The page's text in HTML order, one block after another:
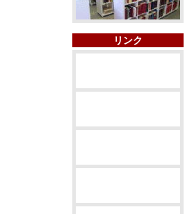
リンク